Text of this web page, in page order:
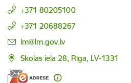
+371 80205100
+371 20688267
E-pasts:
lm@lm.gov.lv
Skolas iela 28, Rīga, LV-1331